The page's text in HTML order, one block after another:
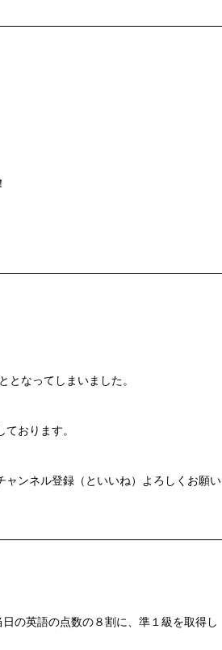
となってしまいました。
おります。
ャンネル登録（といいね）よろしくお願い
の英語の点数の８割に、準１級を取得し